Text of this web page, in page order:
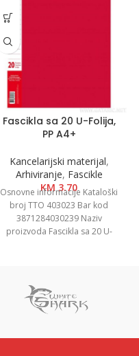
Fascikla sa 20 U-Folija,
PP A4+
Kancelarijski materijal,
Arhiviranje, Fascikle
KM3.70
Osnovne informacije Kataloški
broj TTO 403023 Bar kod
3871284030239 Naziv
proizvoda Fascikla sa 20 U-